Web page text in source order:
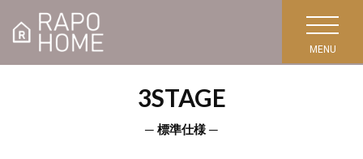
toggle
navigation
3STAGE
─ 標準仕様 ─